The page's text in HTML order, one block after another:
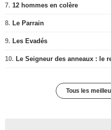
7. 12 hommes en colère
8. Le Parrain
9. Les Evadés
10. Le Seigneur des anneaux : le
Tous les